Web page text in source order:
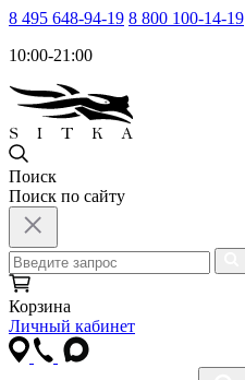
8 495 648-94-19 8 800 100-14-19
10:00-21:00
Поиск
Поиск по сайту
Корзина
Личный кабинет